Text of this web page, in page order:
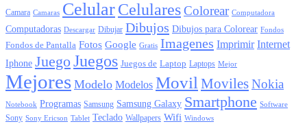
Camara Camaras CelularCelularesColorear Computadora
Computadoras Descargar Dibujar Dibujos Dibujos para Colorear Fondos
Fondos de Pantalla Fotos Google Gratis Imagenes Imprimir Internet
Iphone Juego Juegos Juegos de Laptop Laptops Mejor
Mejores Modelo Modelos Movil MovilesNokia
Notebook Programas Samsung Samsung Galaxy Smartphone Software
Sony Sony Ericson Tablet Teclado Wallpapers Wifi Windows